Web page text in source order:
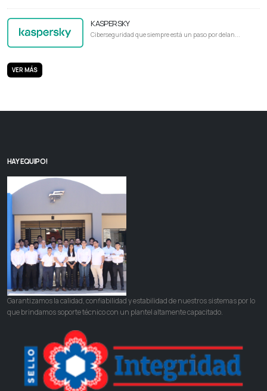
KASPERSKY
Ciberseguridad que siempre está un paso por delan...
VER MÁS
HAY EQUIPO!
Garantizamos la calidad, confiabilidad y estabilidad de nuestros sistemas por lo
que brindamos soporte técnico con un plantel altamente capacitado.